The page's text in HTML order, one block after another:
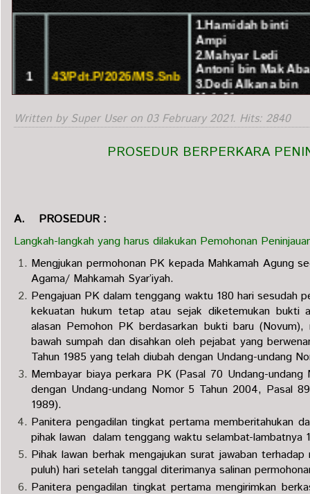
Written by Super User on 03 February 2021. Hits: 2840
PROSEDUR BERPERKARA
A. PROSEDUR :
Langkah-langkah yang harus dilakukan Pemohonan
Mengjukan permohonan PK kepada Mahkamah Agung
Agama/ Mahkamah Syar’iyah.
Pengajuan PK dalam tenggang waktu 180 hari sesudah
kekuatan hukum tetap atau sejak diketemukan bukti
alasan Pemohon PK berdasarkan bukti baru
bawah sumpah dan disahkan oleh pejabat yang
Tahun 1985 yang telah diubah dengan Undang-undang
Membayar biaya perkara PK (Pasal 70 Undang-
dengan Undang-undang Nomor 5 Tahun 2004, Pasal
1989).
Panitera pengadilan tingkat pertama memberitahukan
pihak lawan dalam tenggang waktu selambat-lambatnya
Pihak lawan berhak mengajukan surat jawaban
puluh) hari setelah tanggal diterimanya salinan
Panitera pengadilan tingkat pertama mengirimkan